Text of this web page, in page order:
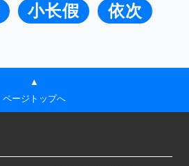
小长假
依次
▲
ページトップへ